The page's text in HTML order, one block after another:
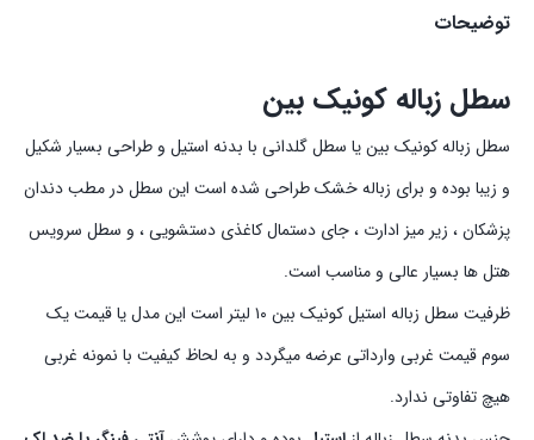
توضیحات
سطل زباله کونیک بین
سطل زباله کونیک بین یا سطل گلدانی با بدنه استیل و طراحی بسیار شکیل
و زیبا بوده و برای زباله خشک طراحی شده است این سطل در مطب دندان
پزشکان ، زیر میز ادارت ، جای دستمال کاغذی دستشویی ، و سطل سرویس
هتل ها بسیار عالی و مناسب است.
ظرفیت سطل زباله استیل کونیک بین ۱۰ لیتر است این مدل یا قیمت یک
سوم قیمت غربی وارداتی عرضه میگردد و به لحاظ کیفیت با نمونه غربی
هیچ تفاوتی ندارد.